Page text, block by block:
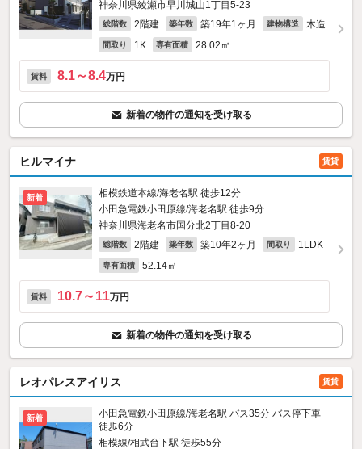
神奈川県綾瀬市早川城山1丁目5-23
総階数 2階建 築年数 築19年1ヶ月 建物構造 木造
間取り 1K 専有面積 28.02㎡
賃料 8.1～8.4万円
新着の物件の通知を受け取る
ヒルマイナ 賃貸
新着
相模鉄道本線/海老名駅 徒歩12分
小田急電鉄小田原線/海老名駅 徒歩9分
神奈川県海老名市国分北2丁目8-20
総階数 2階建 築年数 築10年2ヶ月 間取り 1LDK
専有面積 52.14㎡
賃料 10.7～11万円
新着の物件の通知を受け取る
レオパレスアイリス 賃貸
新着
小田急電鉄小田原線/海老名駅 バス35分 バス停下車
徒歩6分
相模線/相武台下駅 徒歩55分